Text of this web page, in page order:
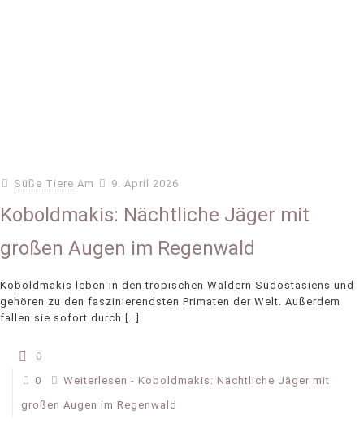
Süße Tiere Am 9. April 2026
Koboldmakis: Nächtliche Jäger mit
großen Augen im Regenwald
Koboldmakis leben in den tropischen Wäldern Südostasiens und
gehören zu den faszinierendsten Primaten der Welt. Außerdem
fallen sie sofort durch
[…]
0
0
Weiterlesen - Koboldmakis: Nächtliche Jäger mit
großen Augen im Regenwald